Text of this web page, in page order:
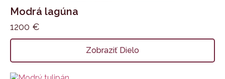
Modrá lagúna
1200 €
Zobraziť Dielo